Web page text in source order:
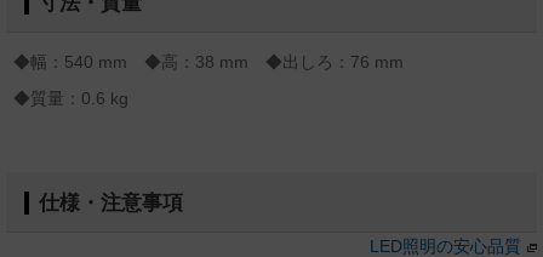
◆幅：540 mm ◆高：38 mm ◆出しろ：76 mm
◆質量：0.6 kg
仕様・注意事項
LED照明の安心品質